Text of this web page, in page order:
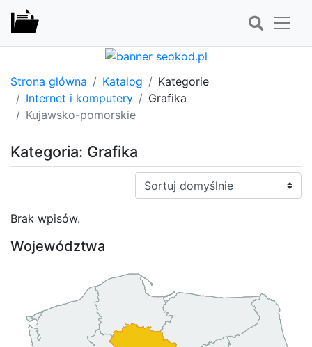
Strona główna Katalog
Kategorie
Internet i komputery
Grafika
Kujawsko-pomorskie
Kategoria: Grafika
Sortuj:
Brak wpisów.
Województwa